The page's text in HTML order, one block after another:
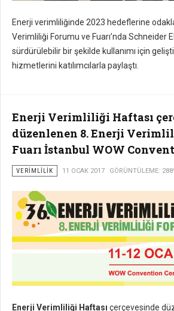
Enerji verimliliğinde 2023 hedeflerine
Verimliliği Forumu ve Fuarı’nda Schneider
sürdürülebilir bir şekilde kullanımı için
hizmetlerini katılımcılarla paylaştı.
Enerji Verimliliği Haftası
düzenlenen 8. Enerji
Fuarı İstanbul WOW
VERIMLILIK 11 OCAK 2017 GÖRÜNTÜLEME:
Enerji Verimliliği Haftası çerçevesinde